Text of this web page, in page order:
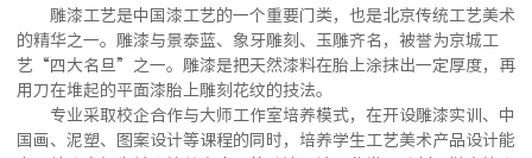
雕漆工艺是中国漆工艺的一个重要门类，也是北京传统工艺美术
的精华之一。雕漆与景泰蓝、象牙雕刻、玉雕齐名，被誉为京城工
艺“四大名旦”之一。雕漆是把天然漆料在胎上涂抹出一定厚度，再
用刀在堆起的平面漆胎上雕刻花纹的技法。
专业采取校企合作与大师工作室培养模式，在开设雕漆实训、中
国画、泥塑、图案设计等课程的同时，培养学生工艺美术产品设计能